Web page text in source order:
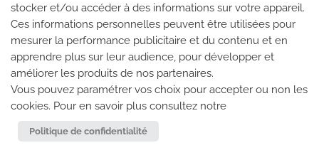
LES SALLES CLIMB UP
Climb Up vous accueille dans ses salles, partout en
France
TROUVE TA SALLE
stocker et/ou accéder à des informations sur votre appareil.
Ces informations personnelles peuvent être utilisées pour
mesurer la performance publicitaire et du contenu et en
apprendre plus sur leur audience, pour développer et
améliorer les produits de nos partenaires.
Vous pouvez paramétrer vos choix pour accepter ou non les
cookies. Pour en savoir plus consultez notre
Politique de confidentialité